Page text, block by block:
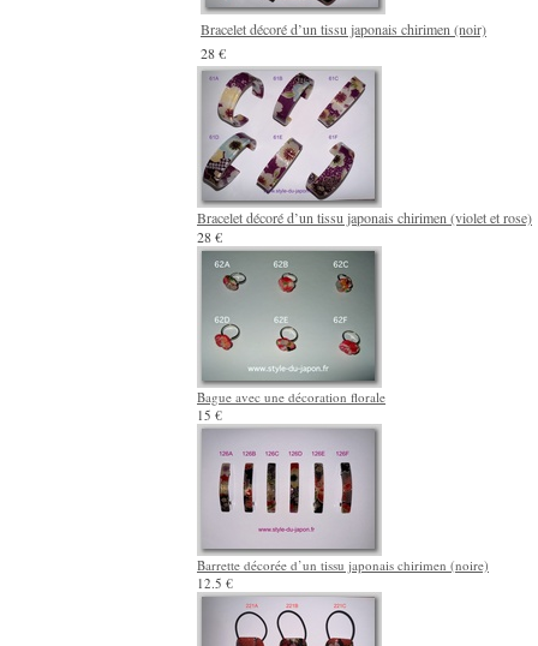
Bracelet décoré d’un tissu japonais chirimen (noir)
28 €
Bracelet décoré d’un tissu japonais chirimen (violet et rose)
28 €
Bague avec une décoration florale
15 €
Barrette décorée d’un tissu japonais chirimen (noire)
12.5 €